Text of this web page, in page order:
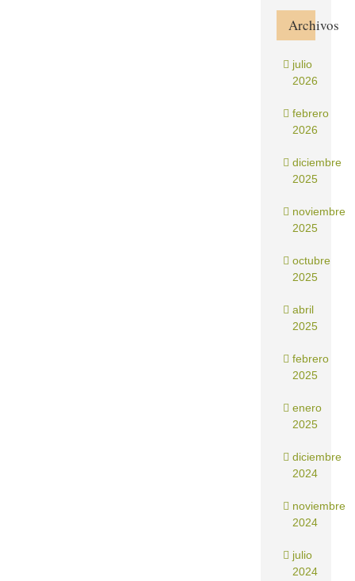
Archivos
julio
2026
febrero
2026
diciembre
2025
noviembre
2025
octubre
2025
abril
2025
febrero
2025
enero
2025
diciembre
2024
noviembre
2024
julio
2024